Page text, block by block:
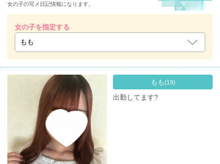
女の子の写メ日記情報になります。
女の子を指定する
もも(19)
出勤してます?